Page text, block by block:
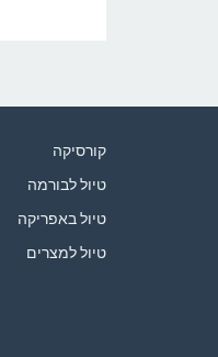
קורסיקה
טיול לבורמה
טיול באפריקה
טיול למצרים